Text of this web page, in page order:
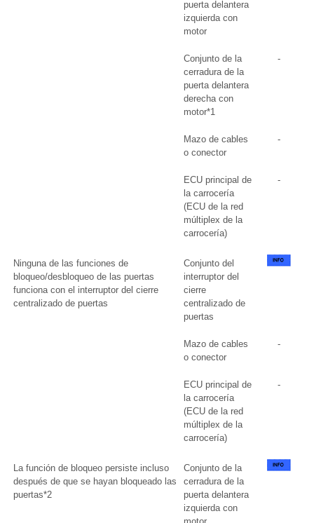
puerta delantera
izquierda con
motor
Conjunto de la
cerradura de la
puerta delantera
derecha con
motor*1
-
Mazo de cables
o conector
-
ECU principal de
la carrocería
(ECU de la red
múltiplex de la
carrocería)
-
Ninguna de las funciones de
bloqueo/desbloqueo de las puertas
funciona con el interruptor del cierre
centralizado de puertas
Conjunto del
interruptor del
cierre
centralizado de
puertas
Mazo de cables
o conector
-
ECU principal de
la carrocería
(ECU de la red
múltiplex de la
carrocería)
-
La función de bloqueo persiste incluso
después de que se hayan bloqueado las
puertas*2
Conjunto de la
cerradura de la
puerta delantera
izquierda con